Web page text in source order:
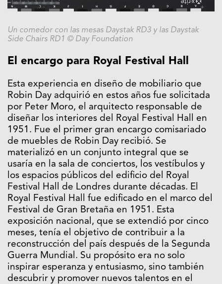
Un comedor con las mesas Daystak RD3 y las Daystak
Side Chairs RD1 © Day Foundation
El encargo para Royal Festival Hall
Esta experiencia en diseño de mobiliario que
Robin Day adquirió en estos años fue solicitada
por Peter Moro, el arquitecto responsable de
diseñar los interiores del Royal Festival Hall en
1951. Fue el primer gran encargo comisariado
de muebles de Robin Day recibió. Se
materializó en un conjunto integral que se
usaría en la sala de conciertos, los vestíbulos y
los espacios públicos del edificio del Royal
Festival Hall de Londres durante décadas. El
Royal Festival Hall fue edificado en el marco del
Festival de Gran Bretaña en 1951. Esta
exposición nacional, que se extendió por cinco
meses, tenía el objetivo de contribuir a la
reconstrucción del país después de la Segunda
Guerra Mundial. Su propósito era no solo
inspirar esperanza y entusiasmo, sino también
descubrir y promover nuevos talentos en el